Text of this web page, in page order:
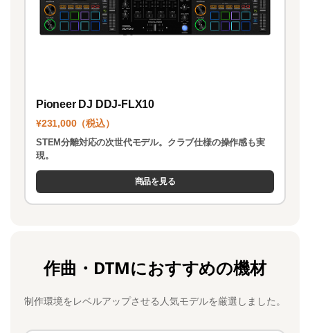
Pioneer DJ DDJ-FLX10
¥231,000（税込）
STEM分離対応の次世代モデル。クラブ仕様の操作感も実
現。
商品を見る
作曲・DTMにおすすめの機材
制作環境をレベルアップさせる人気モデルを厳選しました。